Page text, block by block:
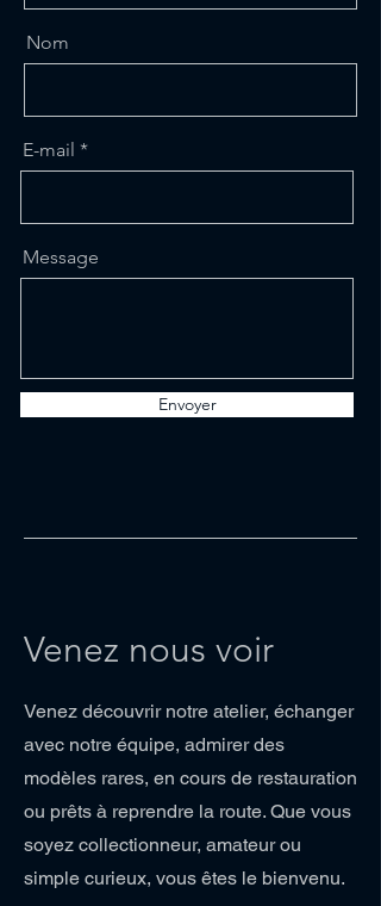
Nom
E-mail
Message
Envoyer
Venez nous voir
Venez découvrir notre atelier, échanger
avec notre équipe, admirer des
modèles rares, en cours de restauration
ou prêts à reprendre la route. Que vous
soyez collectionneur, amateur ou
simple curieux, vous êtes le bienvenu.